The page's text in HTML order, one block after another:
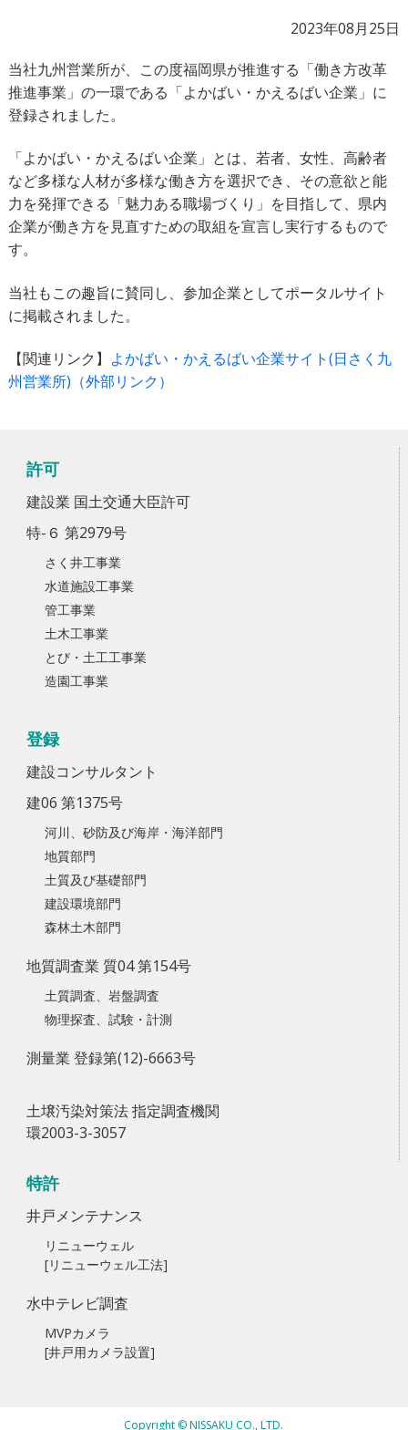
2023年08月25日
当社九州営業所が、この度福岡県が推進する「働き方改革
推進事業」の一環である「よかばい・かえるばい企業」に
登録されました。
「よかばい・かえるばい企業」とは、若者、女性、高齢者
など多様な人材が多様な働き方を選択でき、その意欲と能
力を発揮できる「魅力ある職場づくり」を目指して、県内
企業が働き方を見直すための取組を宣言し実行するもので
す。
当社もこの趣旨に賛同し、参加企業としてポータルサイト
に掲載されました。
【関連リンク】 よかばい・かえるばい企業サイト(日さく九
州営業所)（外部リンク）
許可
建設業 国土交通大臣許可
特-６ 第2979号
さく井工事業
水道施設工事業
管工事業
土木工事業
とび・土工工事業
造園工事業
登録
建設コンサルタント
建06 第1375号
河川、砂防及び海岸・海洋部門
地質部門
土質及び基礎部門
建設環境部門
森林土木部門
地質調査業 質04 第154号
土質調査、岩盤調査
物理探査、試験・計測
測量業 登録第(12)-6663号
土壌汚染対策法 指定調査機関
環2003-3-3057
特許
井戸メンテナンス
リニューウェル
[リニューウェル工法]
水中テレビ調査
MVPカメラ
[井戸用カメラ設置]
Copyright © NISSAKU CO., LTD.